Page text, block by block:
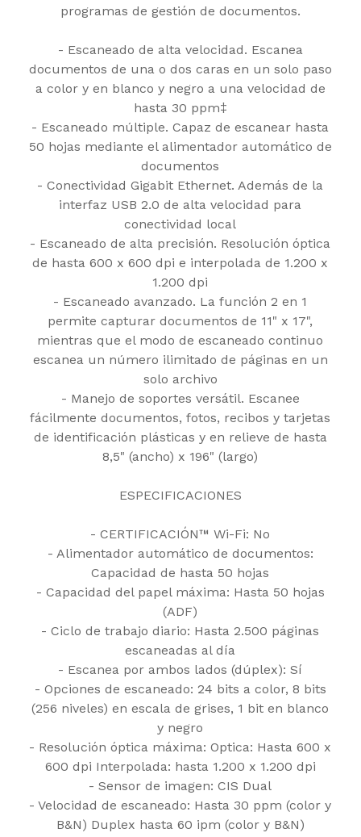
programas de gestión de documentos.
- Escaneado de alta velocidad. Escanea
documentos de una o dos caras en un solo paso
a color y en blanco y negro a una velocidad de
hasta 30 ppm‡
- Escaneado múltiple. Capaz de escanear hasta
50 hojas mediante el alimentador automático de
documentos
- Conectividad Gigabit Ethernet. Además de la
interfaz USB 2.0 de alta velocidad para
conectividad local
- Escaneado de alta precisión. Resolución óptica
de hasta 600 x 600 dpi e interpolada de 1.200 x
1.200 dpi
- Escaneado avanzado. La función 2 en 1
permite capturar documentos de 11" x 17",
mientras que el modo de escaneado continuo
escanea un número ilimitado de páginas en un
solo archivo
- Manejo de soportes versátil. Escanee
fácilmente documentos, fotos, recibos y tarjetas
de identificación plásticas y en relieve de hasta
8,5" (ancho) x 196" (largo)
ESPECIFICACIONES
- CERTIFICACIÓN™ Wi-Fi: No
- Alimentador automático de documentos:
Capacidad de hasta 50 hojas
- Capacidad del papel máxima: Hasta 50 hojas
(ADF)
- Ciclo de trabajo diario: Hasta 2.500 páginas
escaneadas al día
- Escanea por ambos lados (dúplex): Sí
- Opciones de escaneado: 24 bits a color, 8 bits
(256 niveles) en escala de grises, 1 bit en blanco
y negro
- Resolución óptica máxima: Optica: Hasta 600 x
600 dpi Interpolada: hasta 1.200 x 1.200 dpi
- Sensor de imagen: CIS Dual
- Velocidad de escaneado: Hasta 30 ppm (color y
B&N) Duplex hasta 60 ipm (color y B&N)